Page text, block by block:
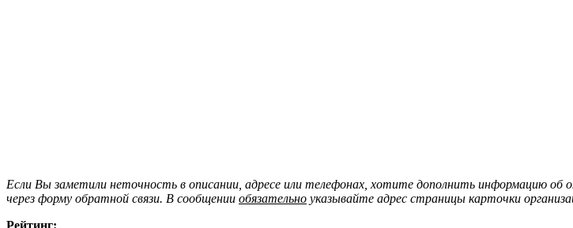
Если Вы заметили неточность в описании, адресе или телефонах, хотите дополнить информацию
через форму обратной связи. В сообщении обязательно указывайте адрес страницы карточки
Рейтинг: